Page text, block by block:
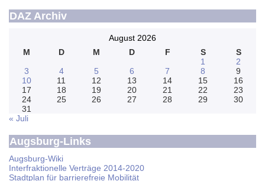
DAZ Archiv
August 2026
M
D M D F S
S
1
2
3
4 5 6 7 8
9
10
11 12 13 14 15
16
17
18 19 20 21 22
23
24
25 26 27 28 29
30
31
« Juli
Augsburg-Links
Augsburg-Wiki
Interfraktionelle Verträge 2014-2020
Stadtplan für barrierefreie Mobilität